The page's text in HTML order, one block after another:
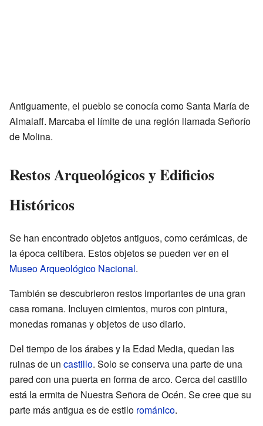
Antiguamente, el pueblo se conocía como Santa María de
Almalaff. Marcaba el límite de una región llamada Señorío
de Molina.
Restos Arqueológicos y Edificios
Históricos
Se han encontrado objetos antiguos, como cerámicas, de
la época celtíbera. Estos objetos se pueden ver en el
Museo Arqueológico Nacional.
También se descubrieron restos importantes de una gran
casa romana. Incluyen cimientos, muros con pintura,
monedas romanas y objetos de uso diario.
Del tiempo de los árabes y la Edad Media, quedan las
ruinas de un castillo. Solo se conserva una parte de una
pared con una puerta en forma de arco. Cerca del castillo
está la ermita de Nuestra Señora de Océn. Se cree que su
parte más antigua es de estilo románico.